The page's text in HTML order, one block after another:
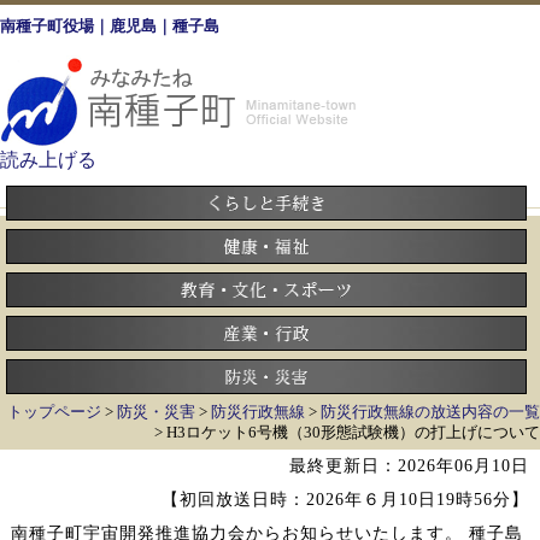
南種子町役場｜鹿児島｜種子島
読み上げる
トップページ > 防災・災害 > 防災行政無線 > 防災行政無線の放送内容の一覧
> H3ロケット6号機（30形態試験機）の打上げについて
最終更新日：2026年06月10日
【初回放送日時：2026年６月10日19時56分】
南種子町宇宙開発推進協力会からお知らせいたします。 種子島